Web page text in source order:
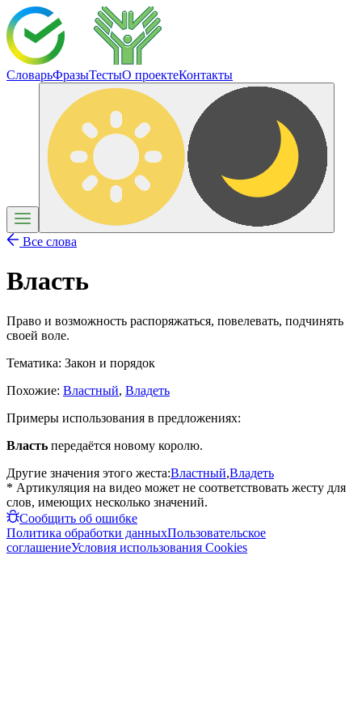
СловарьФразыТестыО проектеКонтакты
Все слова
Власть
Право и возможность распоряжаться, повелевать, подчинять
своей воле.
Тематика: Закон и порядок
Похожие: Властный, Владеть
Примеры использования в предложениях:
Власть передаётся новому королю.
Другие значения этого жеста:Властный,Владеть
* Артикуляция на видео может не соответствовать жесту для
слов, имеющих несколько значений.
Сообщить об ошибке
Политика обработки данныхПользовательское
соглашениеУсловия использования Cookies